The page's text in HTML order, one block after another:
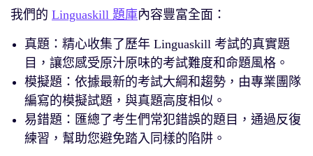
我們的 Linguaskill 題庫內容豐富全面：
真題：精心收集了歷年 Linguaskill 考試的真實題
目，讓您感受原汁原味的考試難度和命題風格。
模擬題：依據最新的考試大綱和趨勢，由專業團隊
編寫的模擬試題，與真題高度相似。
易錯題：匯總了考生們常犯錯誤的題目，通過反復
練習，幫助您避免踏入同樣的陷阱。